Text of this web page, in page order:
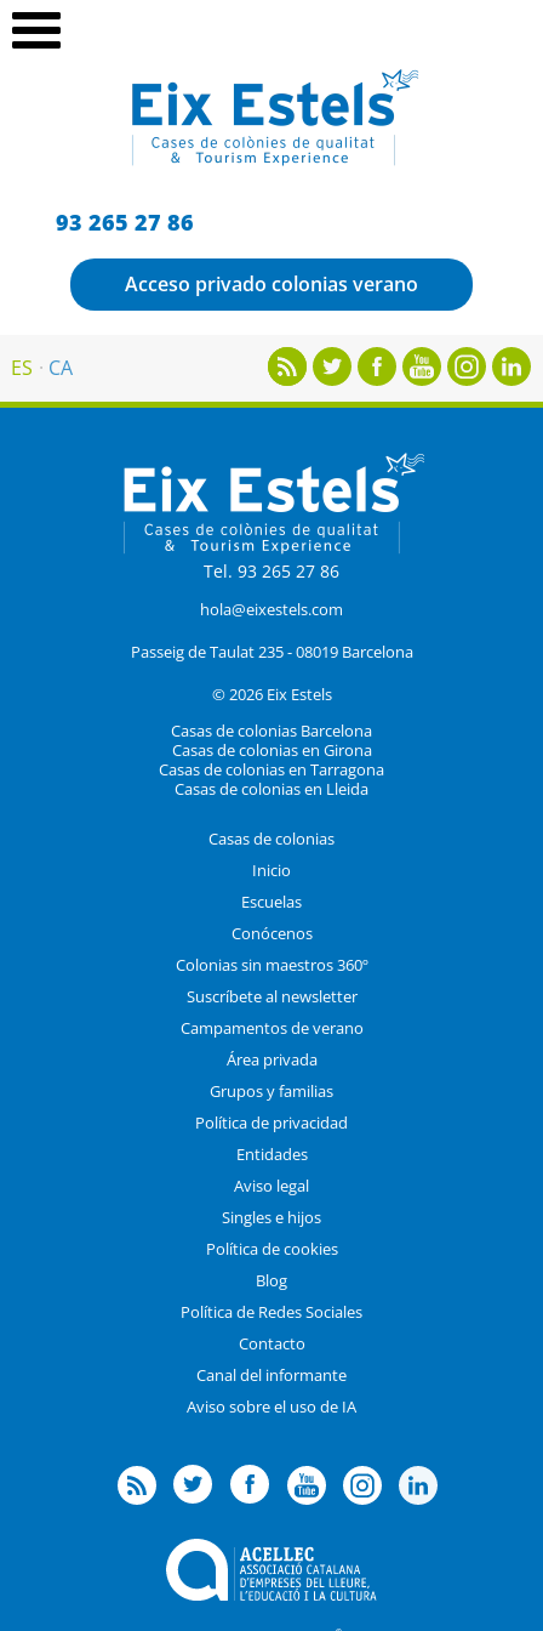
93 265 27 86
Acceso privado colonias verano
ES CA
Tel. 93 265 27 86
hola@eixestels.com
Passeig de Taulat 235 - 08019 Barcelona
© 2026 Eix Estels
Casas de colonias Barcelona
Casas de colonias en Girona
Casas de colonias en Tarragona
Casas de colonias en Lleida
Casas de colonias
Inicio
Escuelas
Conócenos
Colonias sin maestros 360º
Suscríbete al newsletter
Campamentos de verano
Área privada
Grupos y familias
Política de privacidad
Entidades
Aviso legal
Singles e hijos
Política de cookies
Blog
Política de Redes Sociales
Contacto
Canal del informante
Aviso sobre el uso de IA